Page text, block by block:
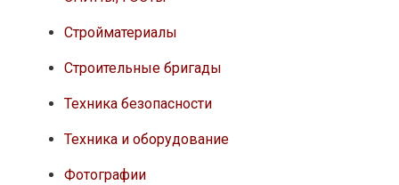
Стройматериалы
Строительные бригады
Техника безопасности
Техника и оборудование
Фотографии